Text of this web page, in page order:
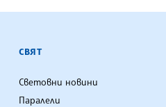
АГЕНЦИЯ
СВЯТ
Световни новини
Паралели